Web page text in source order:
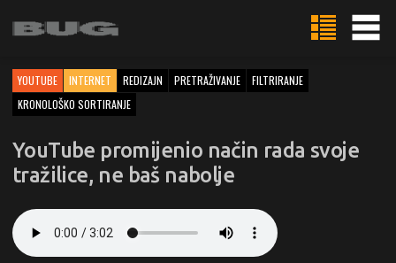
YOUTUBE INTERNET REDIZAJN PRETRAŽIVANJE
FILTRIRANJE
KRONOLOŠKO SORTIRANJE
YouTube promijenio način rada svoje
tražilice, ne baš nabolje